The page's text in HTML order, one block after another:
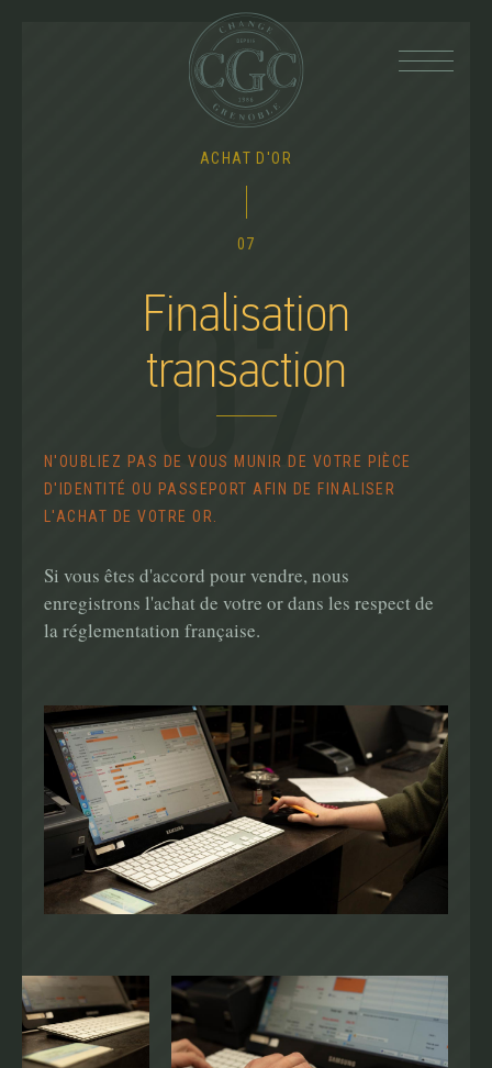
07
ACHAT D'OR
07
Finalisation
transaction
N'OUBLIEZ PAS DE VOUS MUNIR DE VOTRE PIÈCE
D'IDENTITÉ OU PASSEPORT AFIN DE FINALISER
L'ACHAT DE VOTRE OR.
Si vous êtes d'accord pour vendre, nous
enregistrons l'achat de votre or dans les respect de
la réglementation française.